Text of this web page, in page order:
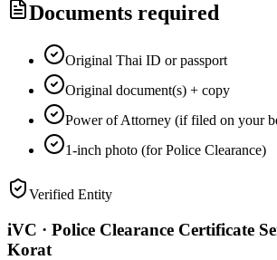
Documents required
Original Thai ID or passport
Original document(s) + copy
Power of Attorney (if filed on your
1-inch photo (for Police Clearance)
Verified Entity
iVC · Police Clearance Certificate
Korat